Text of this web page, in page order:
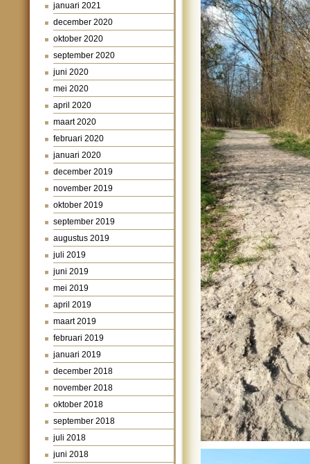
januari 2021
december 2020
oktober 2020
september 2020
juni 2020
mei 2020
april 2020
maart 2020
februari 2020
januari 2020
december 2019
november 2019
oktober 2019
september 2019
augustus 2019
juli 2019
juni 2019
mei 2019
april 2019
maart 2019
februari 2019
januari 2019
december 2018
november 2018
oktober 2018
september 2018
juli 2018
juni 2018